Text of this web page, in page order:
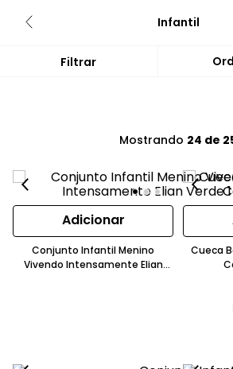
Infantil
Mostrando 24 de
Adicionar
Conjunto Infantil Menino
Vivendo Intensamente Elian
Cueca